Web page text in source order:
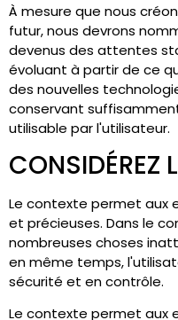
À mesure que nous
futur, nous devrons
devenus des attentes
évoluant à partir de ce
des nouvelles
conservant
utilisable par l'utilisateur.
CONSIDÉREZ
Le contexte permet aux
et précieuses. Dans le
nombreuses choses
en même temps,
sécurité et en contrôle.
Le contexte permet aux